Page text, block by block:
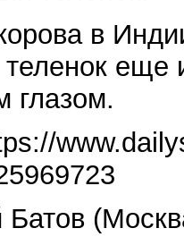
в
еще
глазом.
Батов